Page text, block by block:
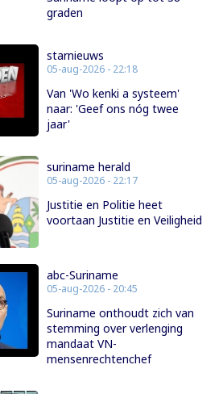
graden
starnieuws
05-aug-2026 - 22:18
Van 'Wo kenki a systeem'
naar: 'Geef ons nóg twee
jaar'
suriname herald
05-aug-2026 - 22:17
Justitie en Politie heet
voortaan Justitie en Veiligheid
abc-Suriname
05-aug-2026 - 20:45
Suriname onthoudt zich van
stemming over verlenging
mandaat VN-
mensenrechtenchef